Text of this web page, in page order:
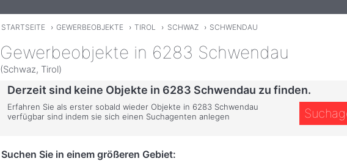
STARTSEITE › GEWERBEOBJEKTE › TIROL › SCHWAZ › SCHWENDAU
Gewerbeobjekte in 6283 Schwendau
(Schwaz, Tirol)
Derzeit sind keine Objekte in 6283 Schwendau zu finden.
Erfahren Sie als erster sobald wieder Objekte in 6283 Schwendau
verfügbar sind indem sie sich einen Suchagenten anlegen
Suchen Sie in einem größeren Gebiet: